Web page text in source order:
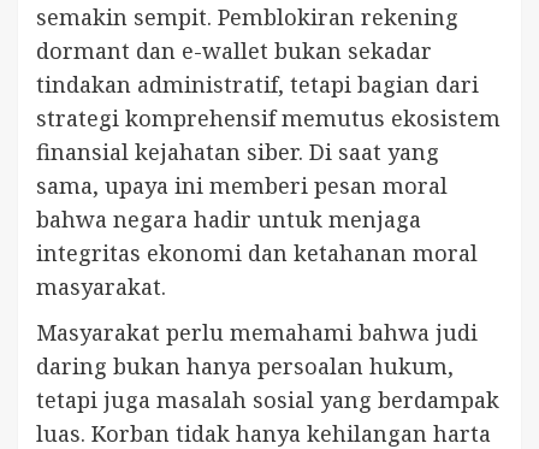
semakin sempit. Pemblokiran rekening
dormant dan e-wallet bukan sekadar
tindakan administratif, tetapi bagian dari
strategi komprehensif memutus ekosistem
finansial kejahatan siber. Di saat yang
sama, upaya ini memberi pesan moral
bahwa negara hadir untuk menjaga
integritas ekonomi dan ketahanan moral
masyarakat.
Masyarakat perlu memahami bahwa judi
daring bukan hanya persoalan hukum,
tetapi juga masalah sosial yang berdampak
luas. Korban tidak hanya kehilangan harta